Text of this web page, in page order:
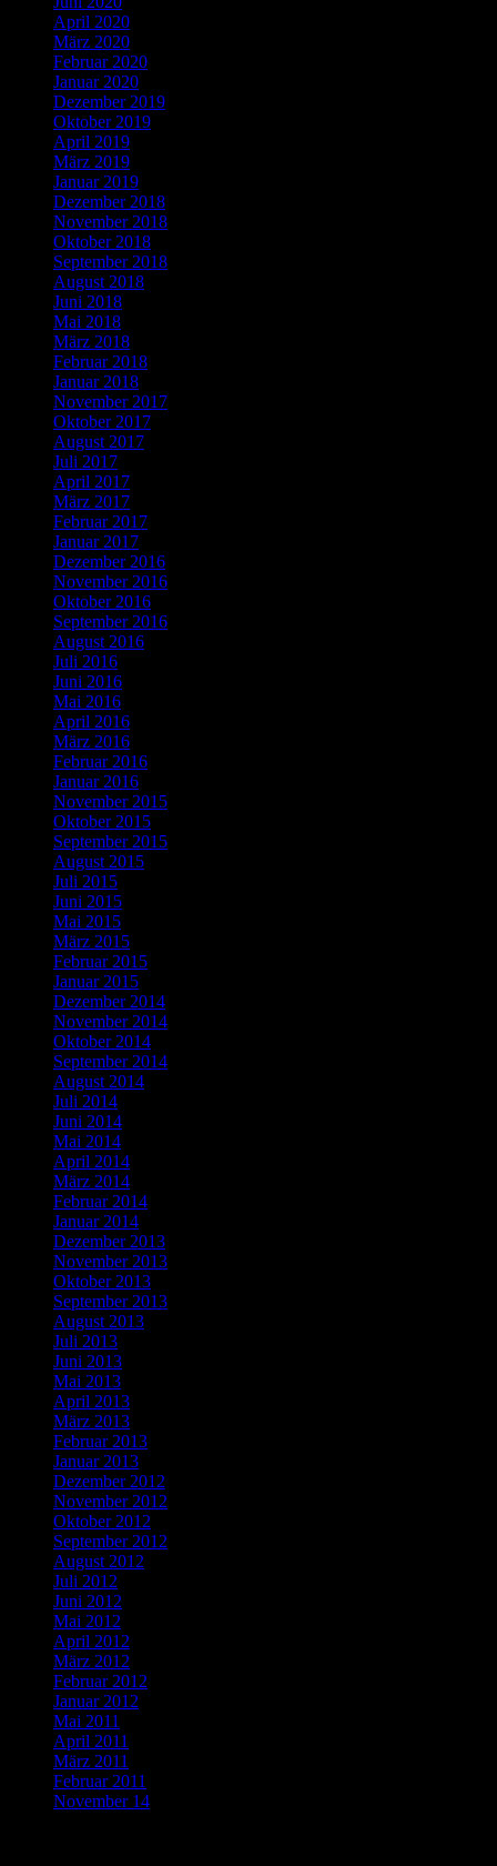
April 2020
März 2020
Februar 2020
Januar 2020
Dezember 2019
Oktober 2019
April 2019
März 2019
Januar 2019
Dezember 2018
November 2018
Oktober 2018
September 2018
August 2018
Juni 2018
Mai 2018
März 2018
Februar 2018
Januar 2018
November 2017
Oktober 2017
August 2017
Juli 2017
April 2017
März 2017
Februar 2017
Januar 2017
Dezember 2016
November 2016
Oktober 2016
September 2016
August 2016
Juli 2016
Juni 2016
Mai 2016
April 2016
März 2016
Februar 2016
Januar 2016
November 2015
Oktober 2015
September 2015
August 2015
Juli 2015
Juni 2015
Mai 2015
März 2015
Februar 2015
Januar 2015
Dezember 2014
November 2014
Oktober 2014
September 2014
August 2014
Juli 2014
Juni 2014
Mai 2014
April 2014
März 2014
Februar 2014
Januar 2014
Dezember 2013
November 2013
Oktober 2013
September 2013
August 2013
Juli 2013
Juni 2013
Mai 2013
April 2013
März 2013
Februar 2013
Januar 2013
Dezember 2012
November 2012
Oktober 2012
September 2012
August 2012
Juli 2012
Juni 2012
Mai 2012
April 2012
März 2012
Februar 2012
Januar 2012
Mai 2011
April 2011
März 2011
Februar 2011
November 14